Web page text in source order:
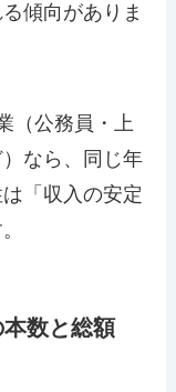
傾向がありま
（公務員・上
なら、同じ年
「収入の安定
数と総額